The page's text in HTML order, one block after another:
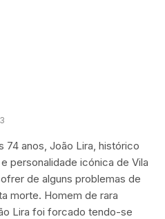
anos, João Lira, histórico
personalidade icónica de Vila
de alguns problemas de
morte. Homem de rara
Lira foi forcado tendo-se